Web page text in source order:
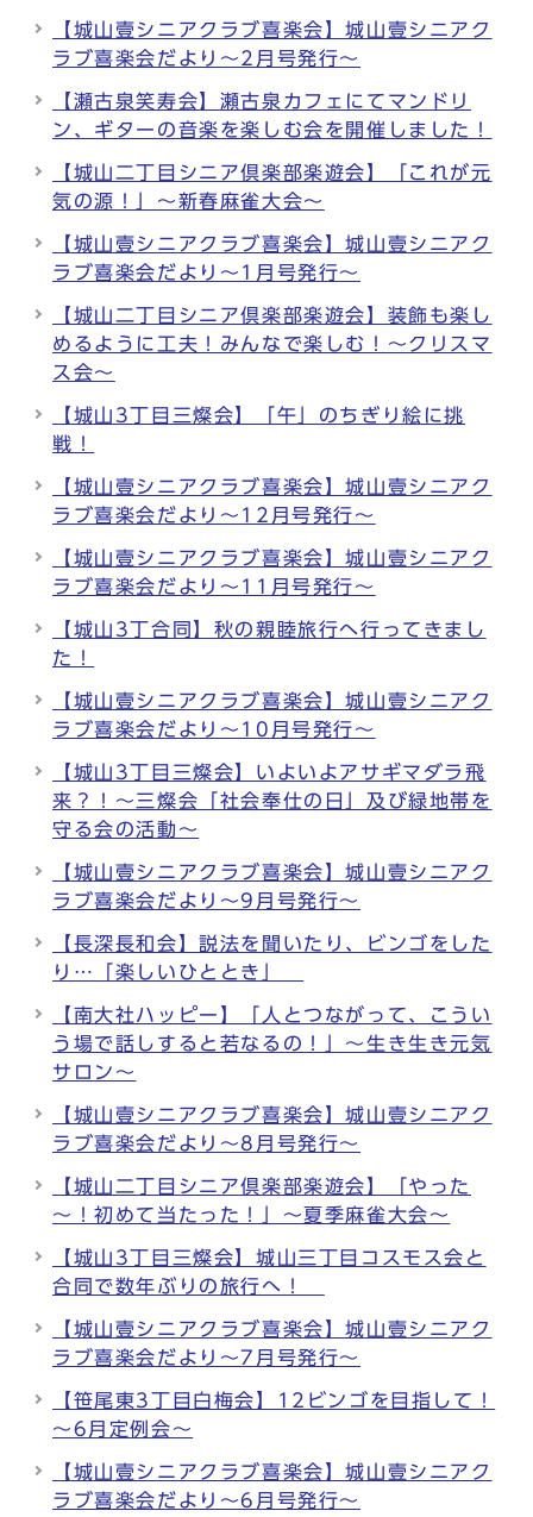
【城山壹シニアクラブ喜楽会】城山壹シニアク
ラブ喜楽会だより～2月号発行～
【瀬古泉笑寿会】瀬古泉カフェにてマンドリ
ン、ギターの音楽を楽しむ会を開催しました！
【城山二丁目シニア倶楽部楽遊会】「これが元
気の源！」～新春麻雀大会～
【城山壹シニアクラブ喜楽会】城山壹シニアク
ラブ喜楽会だより～1月号発行～
【城山二丁目シニア倶楽部楽遊会】装飾も楽し
めるように工夫！みんなで楽しむ！～クリスマ
ス会～
【城山3丁目三燦会】「午」のちぎり絵に挑
戦！
【城山壹シニアクラブ喜楽会】城山壹シニアク
ラブ喜楽会だより～12月号発行～
【城山壹シニアクラブ喜楽会】城山壹シニアク
ラブ喜楽会だより～11月号発行～
【城山3丁合同】秋の親睦旅行へ行ってきまし
た！
【城山壹シニアクラブ喜楽会】城山壹シニアク
ラブ喜楽会だより～10月号発行～
【城山3丁目三燦会】いよいよアサギマダラ飛
来？！～三燦会「社会奉仕の日」及び緑地帯を
守る会の活動～
【城山壹シニアクラブ喜楽会】城山壹シニアク
ラブ喜楽会だより～9月号発行～
【長深長和会】説法を聞いたり、ビンゴをした
り…「楽しいひととき」
【南大社ハッピー】「人とつながって、こうい
う場で話しすると若なるの！」～生き生き元気
サロン～
【城山壹シニアクラブ喜楽会】城山壹シニアク
ラブ喜楽会だより～8月号発行～
【城山二丁目シニア倶楽部楽遊会】「やった
～！初めて当たった！」～夏季麻雀大会～
【城山3丁目三燦会】城山三丁目コスモス会と
合同で数年ぶりの旅行へ！
【城山壹シニアクラブ喜楽会】城山壹シニアク
ラブ喜楽会だより～7月号発行～
【笹尾東3丁目白梅会】12ビンゴを目指して！
～6月定例会～
【城山壹シニアクラブ喜楽会】城山壹シニアク
ラブ喜楽会だより～6月号発行～